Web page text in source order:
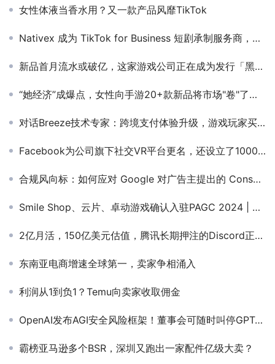
女性体液当香水用？又一款产品风靡TikTok
Nativex 成为 TikTok for Business 短剧承制服务商，推动全球短剧市场蓬勃发展
新品首月流水或破亿，这家游戏公司正在成为发行「黑马」
“她经济”成爆点，女性向手游20+款新品将市场"卷"了起来
对话Breeze技术专家：跨境支付体验升级，游戏玩家买单如何“更丝滑”？
Facebook为公司旗下社交VR平台更名，还设立了1000万美元创作者基金
合规风向标：如何应对 Google 对广告主提出的 Consent Mode 适配要求？
Smile Shop、云片、卓动游戏确认入驻PAGC 2024 | 第四届全球产品与增长展会！
2亿月活，150亿美元估值，腾讯长期押注的Discord正秘密IPO
东南亚电商增速全球第一，卖家争相涌入
利润从1到负1？Temu向卖家收取佣金
OpenAI发布AGI安全风险框架！董事会可随时叫停GPT-5等模型发布，奥特曼也得乖乖听话
霸榜亚马逊多个BSR，深圳又跑出一家配件亿级大卖？